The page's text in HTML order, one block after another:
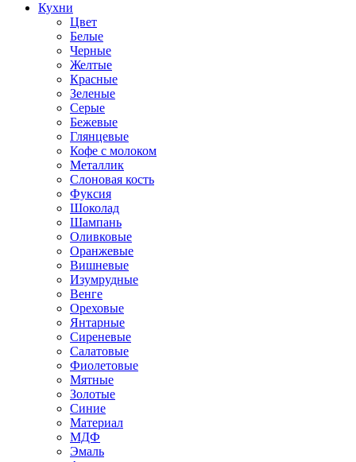
Кухни
Цвет
Белые
Черные
Желтые
Красные
Зеленые
Серые
Бежевые
Глянцевые
Кофе с молоком
Металлик
Слоновая кость
Фуксия
Шоколад
Шампань
Оливковые
Оранжевые
Вишневые
Изумрудные
Венге
Ореховые
Янтарные
Сиреневые
Салатовые
Фиолетовые
Мятные
Золотые
Синие
Материал
МДФ
Эмаль